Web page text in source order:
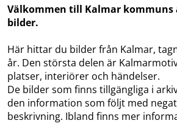
Välkommen till Kalmar kommuns
bilder.
Här hittar du bilder från Kalmar,
år. Den största delen är
platser, interiörer och händelser.
De bilder som finns tillgängliga i
den information som följt med
beskrivning. Ibland finns mer